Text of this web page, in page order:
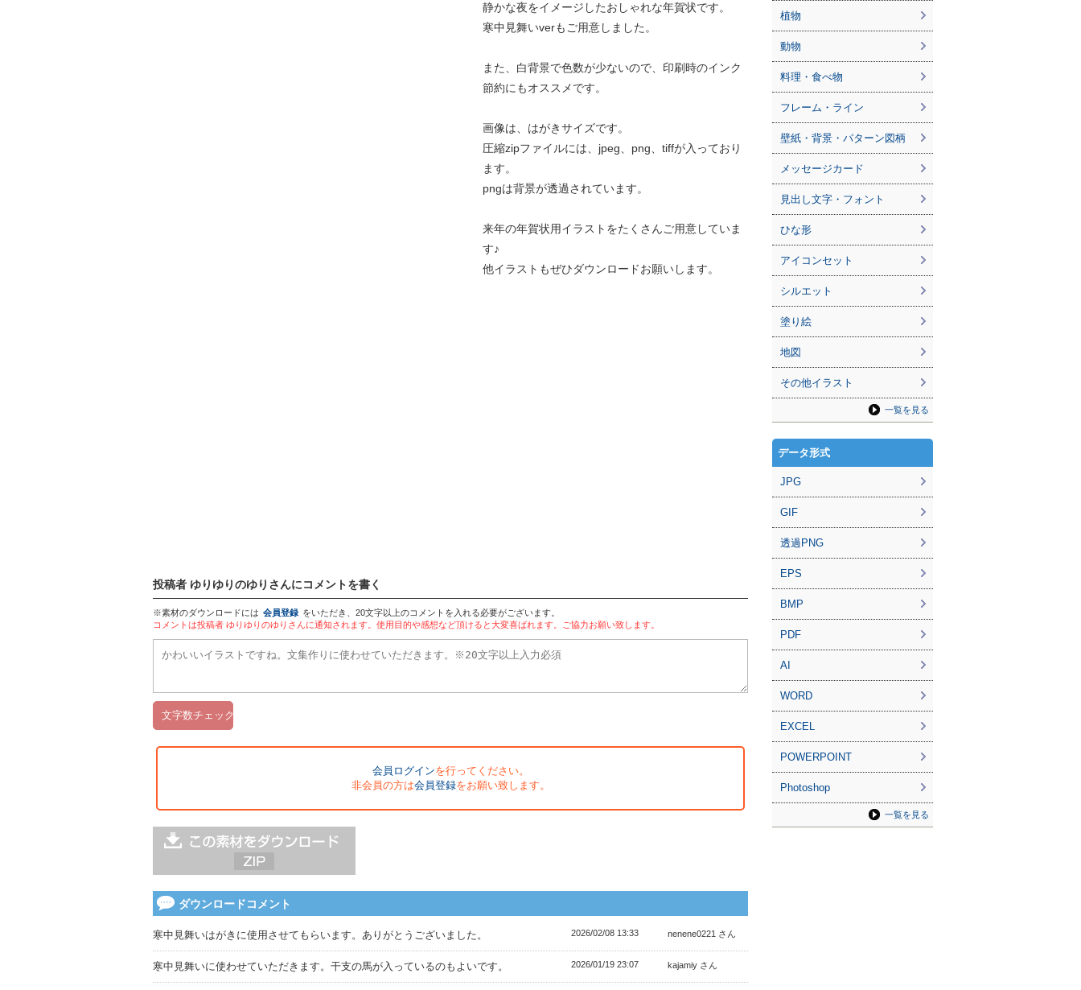
静かな夜をイメージしたおしゃれな年賀状です。
寒中見舞いverもご用意しました。
また、白背景で色数が少ないので、印刷時のインク
節約にもオススメです。
画像は、はがきサイズです。
圧縮zipファイルには、jpeg、png、tiffが入っており
ます。
pngは背景が透過されています。
来年の年賀状用イラストをたくさんご用意していま
す♪
他イラストもぜひダウンロードお願いします。
投稿者 ゆりゆりのゆりさんにコメントを書く
※素材のダウンロードには 会員登録 をいただき、20文字以上のコメントを入れる必要がございます。
コメントは投稿者 ゆりゆりのゆりさんに通知されます。使用目的や感想など頂けると大変喜ばれます。ご協力お願い致します。
会員ログインを行ってください。
非会員の方は会員登録をお願い致します。
ダウンロードコメント
寒中見舞いはがきに使用させてもらいます。ありがとうございました。 2026/02/08 13:33 nenene0221 さん
寒中見舞いに使わせていただきます。干支の馬が入っているのもよいです。 2026/01/19 23:07 kajamiy さん
植物
動物
料理・食べ物
フレーム・ライン
壁紙・背景・パターン図柄
メッセージカード
見出し文字・フォント
ひな形
アイコンセット
シルエット
塗り絵
地図
その他イラスト
一覧を見る
データ形式
JPG
GIF
透過PNG
EPS
BMP
PDF
AI
WORD
EXCEL
POWERPOINT
Photoshop
一覧を見る